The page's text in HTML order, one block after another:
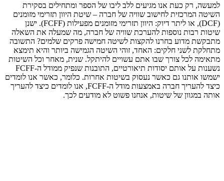
למעשה, רק כעת אנו מגיעים ללב ליבו של הספר ומתחילים בסקירת
השיטה המרכזית לחישוב שוויה של חברה – שיטת היוון תזרימי מזומנים
(DCF), או ליתר דיוק: היוון תזרימי מזומנים מפעילות (FCFF). ישנן
שיטות רבות נוספות להערכת שוויה של חברה, מה שמעלה את השאלה
מתבקשת מדוע בחרנו להקצות לשיטה חמישה פרקים שלמים? התשובה
מתחלקת לשני חלקים: האחד, זוהי השיטה הגמישה ביותר והיא תימצא
מתאימה לכל צורך שבו אתם עשויים להיתקל. שנית, מאחר וכל השיטות
נשענות על אותם יסודות תיאורטיים, התובנות שנפיק ממודל ה-FCFF
ישמשו אותנו גם כאשר נעסוק בשיטות אחרות. כלומר, כאשר אנו לומדים
כיצד להעריך חברה באמצעות מודל ה-FCFF, אנו לומדים כיצד להעריך
אותה במגוון של שיטות, אנחנו פשוט לא מודעים לכך.